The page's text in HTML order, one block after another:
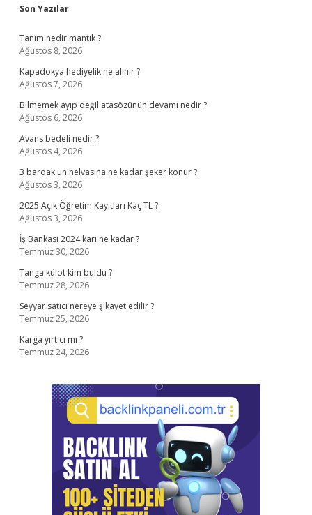
Sidebar
Son Yazılar
Tanım nedir mantık ?
Ağustos 8, 2026
Kapadokya hediyelik ne alınır ?
Ağustos 7, 2026
Bilmemek ayıp değil atasözünün devamı nedir ?
Ağustos 6, 2026
Avans bedeli nedir ?
Ağustos 4, 2026
3 bardak un helvasına ne kadar şeker konur ?
Ağustos 3, 2026
2025 Açık Öğretim Kayıtları Kaç TL ?
Ağustos 3, 2026
İş Bankası 2024 karı ne kadar ?
Temmuz 30, 2026
Tanga külot kim buldu ?
Temmuz 28, 2026
Seyyar satıcı nereye şikayet edilir ?
Temmuz 25, 2026
Karga yırtıcı mı ?
Temmuz 24, 2026